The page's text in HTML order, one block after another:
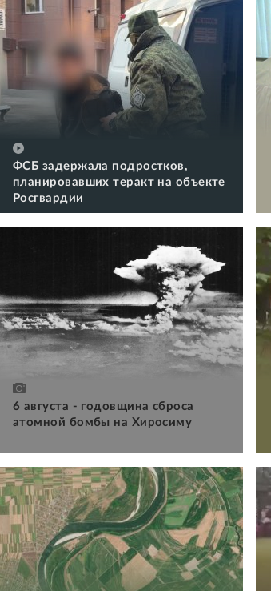
ФСБ задержала подростков,
планировавших теракт на объекте
Росгвардии
6 августа - годовщина сброса
атомной бомбы на Хиросиму